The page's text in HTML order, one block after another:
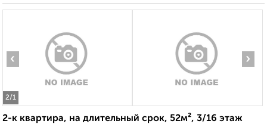
2/1
‹ ›
2-к квартира, на длительный срок, 52м², 3/16 этаж